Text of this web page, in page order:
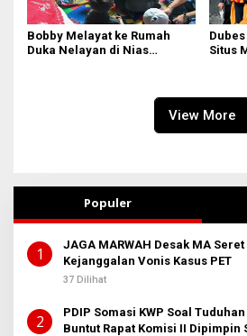
Bobby Melayat ke Rumah
Duka Nelayan di Nias
Situs
View More
Populer
1
JAGA MARWAH Desak MA
Kejanggalan Vonis Kasus PET
37 Dilihat
2
PDIP Somasi KWP Soal
Buntut Rapat Komisi II Dipimpin